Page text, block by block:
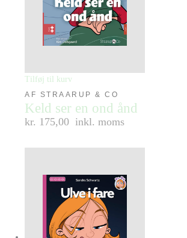
Tilføj til kurv
AF STRAARUP & CO
Keld ser en ond ånd
kr. 175,00 inkl. moms